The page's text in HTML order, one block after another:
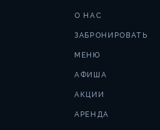
О НАС
ЗАБРОНИРОВАТЬ
МЕНЮ
АФИША
АКЦИИ
АРЕНДА